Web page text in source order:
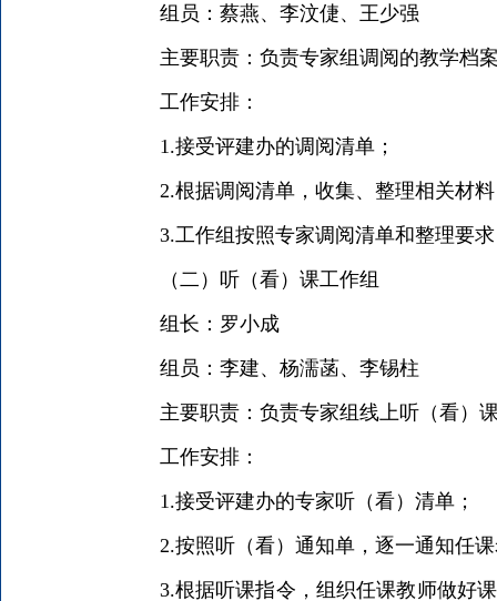
组员：蔡燕、李汶倢、王少强
主要职责：负责专家组调阅的教学档
工作安排：
1.接受评建办的调阅清单；
2.根据调阅清单，收集、整理相关材
3.工作组按照专家调阅清单和整理要
（二）听（看）课工作组
组长：罗小成
组员：李建、杨濡菡、李锡柱
主要职责：负责专家组线上听（看）
工作安排：
1.接受评建办的专家听（看）清单；
2.按照听（看）通知单，逐一通知任
3.根据听课指令，组织任课教师做好